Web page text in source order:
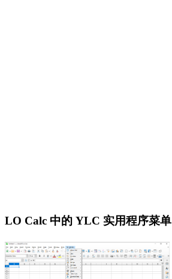
LO Calc 中的 YLC 实用程序菜单